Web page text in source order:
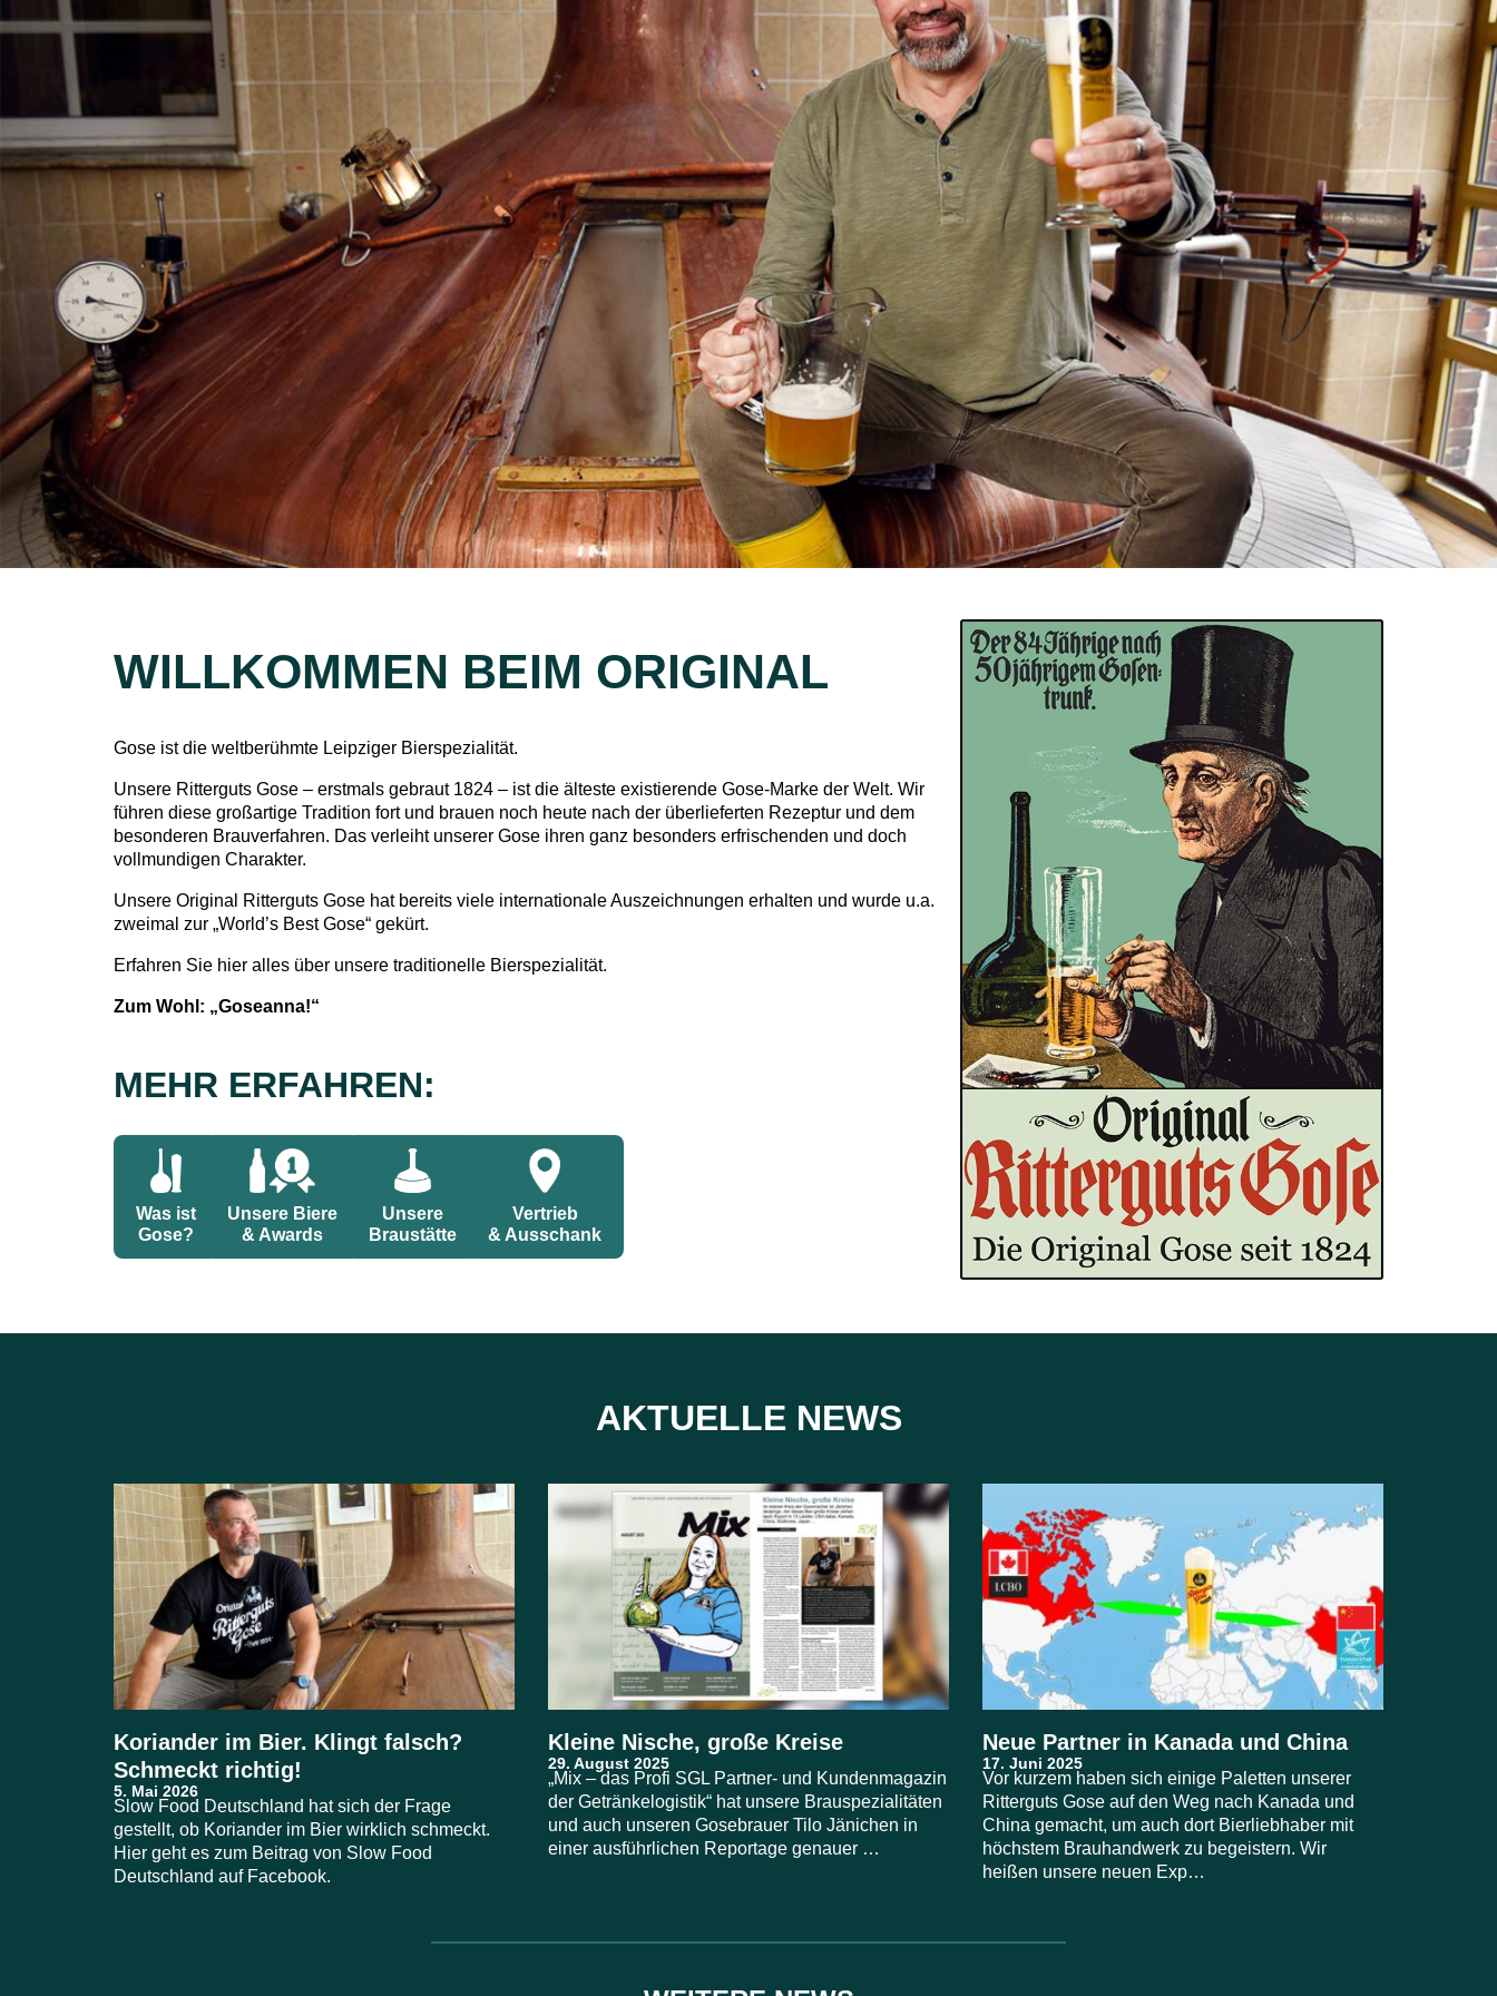
WILLKOMMEN BEIM ORIGINAL
Gose ist die weltberühmte Leipziger Bierspezialität.
Unsere Ritterguts Gose – erstmals gebraut 1824 – ist die älteste existierende Gose-Marke der Welt. Wir
führen diese großartige Tradition fort und brauen noch heute nach der überlieferten Rezeptur und dem
besonderen Brauverfahren. Das verleiht unserer Gose ihren ganz besonders erfrischenden und doch
vollmundigen Charakter.
Unsere Original Ritterguts Gose hat bereits viele internationale Auszeichnungen erhalten und wurde u.a.
zweimal zur „World’s Best Gose“ gekürt.
Erfahren Sie hier alles über unsere traditionelle Bierspezialität.
Zum Wohl: „Goseanna!“
MEHR ERFAHREN:
Was ist
Gose?
Unsere Biere
& Awards
Unsere
Braustätte
Vertrieb
& Ausschank
AKTUELLE NEWS
Koriander im Bier. Klingt falsch?
Schmeckt richtig!
Slow Food Deutschland hat sich der Frage
gestellt, ob Koriander im Bier wirklich schmeckt.
Hier geht es zum Beitrag von Slow Food
Deutschland auf Facebook.
Kleine Nische, große Kreise
„Mix – das Profi SGL Partner- und Kundenmagazin
der Getränkelogistik“ hat unsere Brauspezialitäten
und auch unseren Gosebrauer Tilo Jänichen in
einer ausführlichen Reportage genauer …
Neue Partner in Kanada und China
Vor kurzem haben sich einige Paletten unserer
Ritterguts Gose auf den Weg nach Kanada und
China gemacht, um auch dort Bierliebhaber mit
höchstem Brauhandwerk zu begeistern. Wir
heißen unsere neuen Exp…